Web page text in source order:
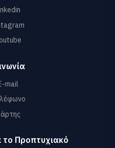
mail
το Προπτυχιακό